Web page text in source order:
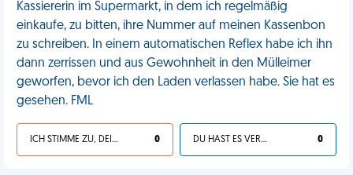
Kassiererin im Supermarkt, in dem ich regelmäßig
einkaufe, zu bitten, ihre Nummer auf meinen Kassenbon
zu schreiben. In einem automatischen Reflex habe ich ihn
dann zerrissen und aus Gewohnheit in den Mülleimer
geworfen, bevor ich den Laden verlassen habe. Sie hat es
gesehen. FML
ICH STIMME ZU, DEIN LEBEN IST SCHEISSE 0 DU HAST ES VERDIENT 0